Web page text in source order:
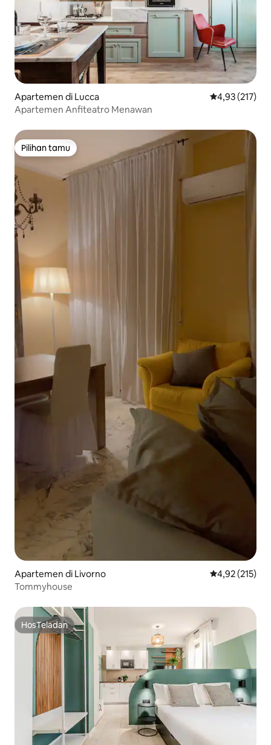
Apartemen di Lucca Nilai rata-rata
4,93 (217)
Apartemen Anfiteatro Menawan
Pilihan tamu
Pilihan tamu
Apartemen di Livorno Nilai rata-rata
4,92 (215)
Tommyhouse
HosTeladan
HosTeladan